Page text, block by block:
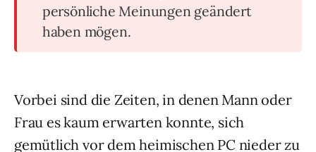
persönliche Meinungen geändert
haben mögen.
Vorbei sind die Zeiten, in denen Mann oder
Frau es kaum erwarten konnte, sich
gemütlich vor dem heimischen PC nieder zu